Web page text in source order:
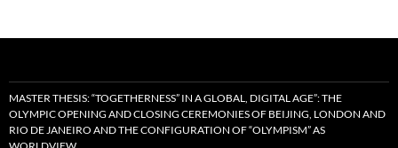
MASTER THESIS: “TOGETHERNESS” IN A GLOBAL, DIGITAL AGE”: THE
OLYMPIC OPENING AND CLOSING CEREMONIES OF BEIJING, LONDON AND
RIO DE JANEIRO AND THE CONFIGURATION OF “OLYMPISM” AS